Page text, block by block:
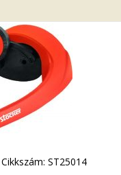
Cikkszám: ST25014